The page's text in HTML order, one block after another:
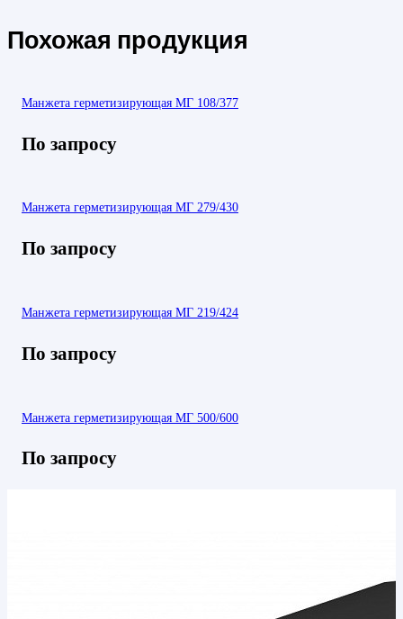
Похожая продукция
Манжета герметизирующая МГ 108/377
По запросу
Манжета герметизирующая МГ 279/430
По запросу
Манжета герметизирующая МГ 219/424
По запросу
Манжета герметизирующая МГ 500/600
По запросу